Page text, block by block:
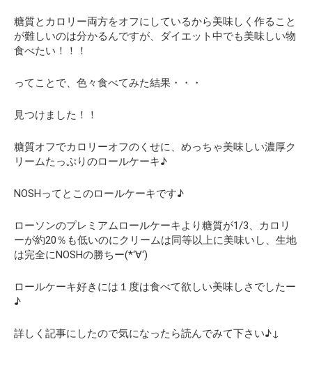
糖質とカロリー両方をオフにしているから美味しく作ること
が難しいのは分かるんですが、
ダイエット中でも美味しい物
食べたい！！！
ってことで、色々食べてみた結果・・・
見つけました！！
糖質オフでカロリーオフのくせに、めっちゃ美味しい濃厚ク
リームたっぷりのロールケーキ♪
NOSHってとこのロールケーキです♪
ローソンのプレミアムロールケーキより糖質が1/3、カロリ
ーが約20％も低いのにクリームは同等以上に美味いし、生地
は完全にNOSHの勝ちー(*‘∀‘)
ロールケーキ好きには１度は食べて欲しい美味しさでしたー
♪
詳しく記事にしたので気になったら読んでみて下さい♪↓